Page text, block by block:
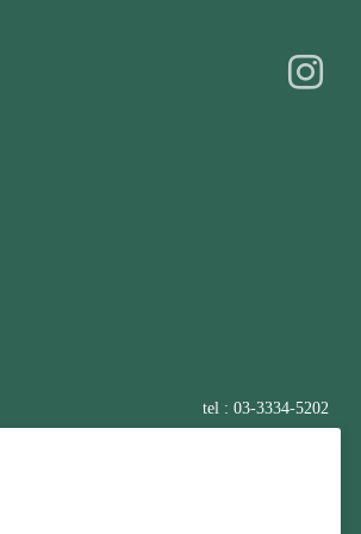
tel : 03-3334-5202